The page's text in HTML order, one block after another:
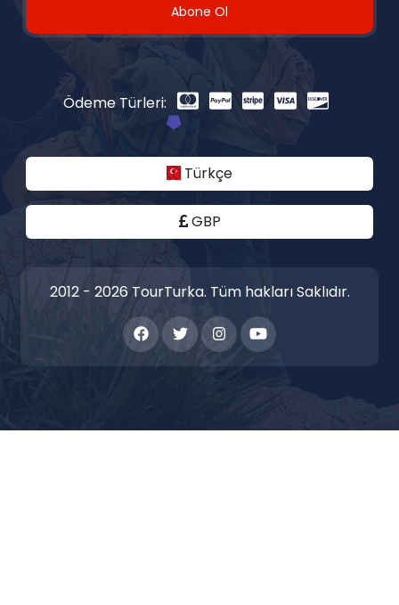
Abone Ol
Ödeme Türleri:
Türkçe
GBP
2012 - 2026 TourTurka. Tüm hakları Saklıdır.